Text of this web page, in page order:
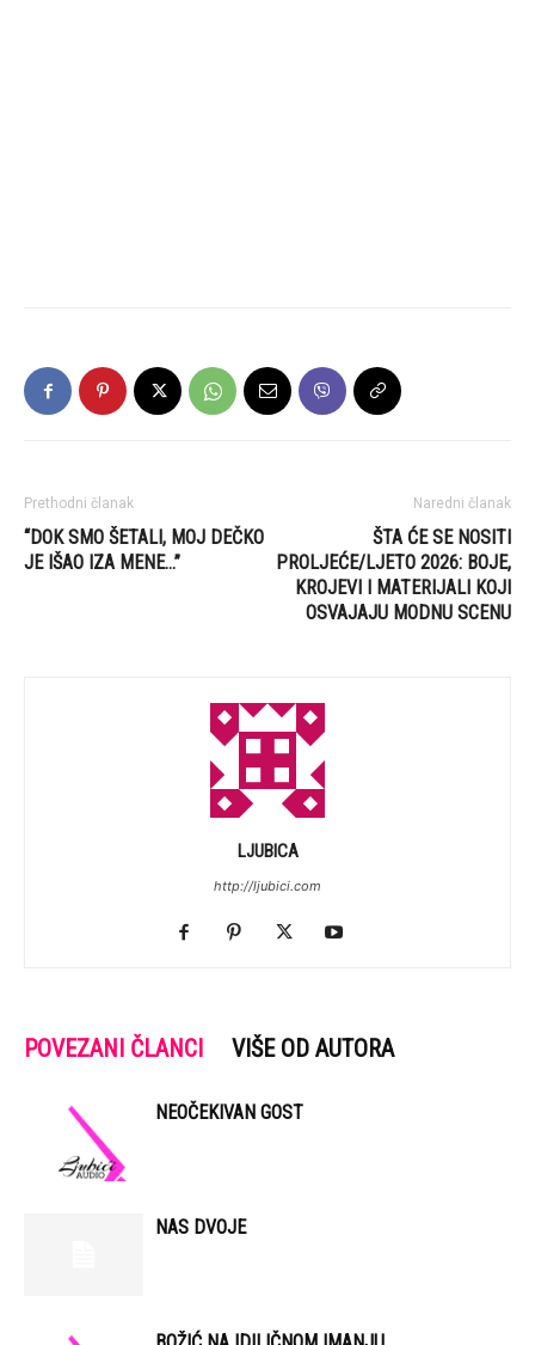
Prethodni članak
“DOK SMO ŠETALI, MOJ DEČKO
JE IŠAO IZA MENE…”
Naredni članak
ŠTA ĆE SE NOSITI
PROLJEĆE/LJETO 2026: BOJE,
KROJEVI I MATERIJALI KOJI
OSVAJAJU MODNU SCENU
LJUBICA
http://ljubici.com
POVEZANI ČLANCI VIŠE OD AUTORA
NEOČEKIVAN GOST
NAS DVOJE